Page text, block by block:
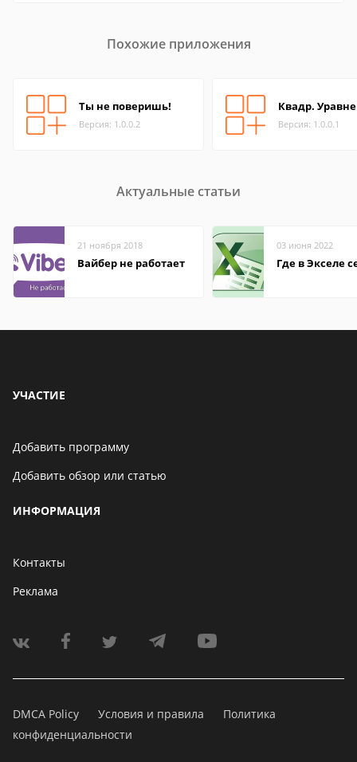
Похожие приложения
Ты не поверишь!
Версия: 1.0.0.2
Квадр.
Версия: 1.0.0.1
Актуальные статьи
21 ноября 2018
Вайбер не работает
03 июня 2022
Где в Экселе
УЧАСТИЕ
Добавить программу
Добавить обзор или статью
ИНФОРМАЦИЯ
Контакты
Реклама
DMCA Policy Условия и правила
Политика
конфиденциальности